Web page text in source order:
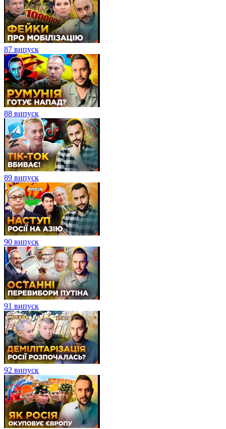
87 випуск
88 випуск
89 випуск
90 випуск
91 випуск
92 випуск